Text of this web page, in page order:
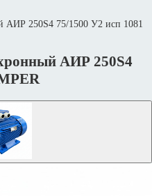
АИР 250S4 75/1500 У2 исп 1081
АИР 250S4